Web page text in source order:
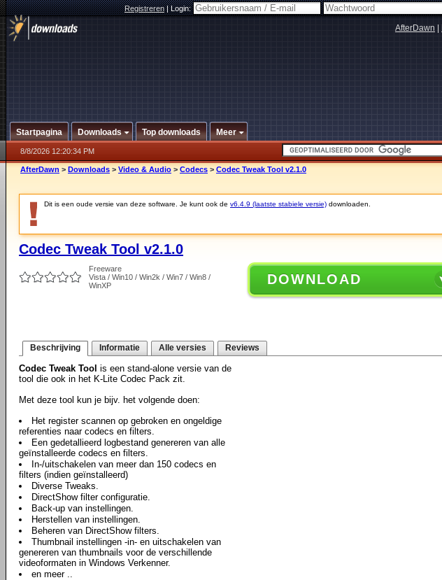
Registreren|Login:
AfterDawn
Startpagina Downloads Top downloads Meer
8/8/2026 12:20:34 PM
AfterDawn > Downloads > Video & Audio > Codecs > Codec Tweak Tool v2.1.0
Dit is een oude versie van deze software. Je kunt ook de v6.4.9 (laatste stabiele versie) downloaden.
Codec Tweak Tool v2.1.0
Freeware
Vista / Win10 / Win2k / Win7 / Win8 /
WinXP
DOWNLOAD
Beschrijving Informatie Alle versies Reviews
Codec Tweak Tool is een stand-alone versie van de
tool die ook in het K-Lite Codec Pack zit.
Met deze tool kun je bijv. het volgende doen:
Het register scannen op gebroken en ongeldige
referenties naar codecs en filters.
Een gedetallieerd logbestand genereren van alle
geïnstalleerde codecs en filters.
In-/uitschakelen van meer dan 150 codecs en
filters (indien geïnstalleerd)
Diverse Tweaks.
DirectShow filter configuratie.
Back-up van instellingen.
Herstellen van instellingen.
Beheren van DirectShow filters.
Thumbnail instellingen -in- en uitschakelen van
genereren van thumbnails voor de verschillende
videoformaten in Windows Verkenner.
en meer ..